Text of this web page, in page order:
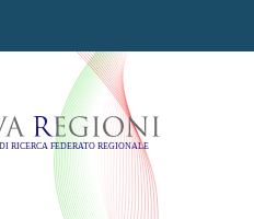
-